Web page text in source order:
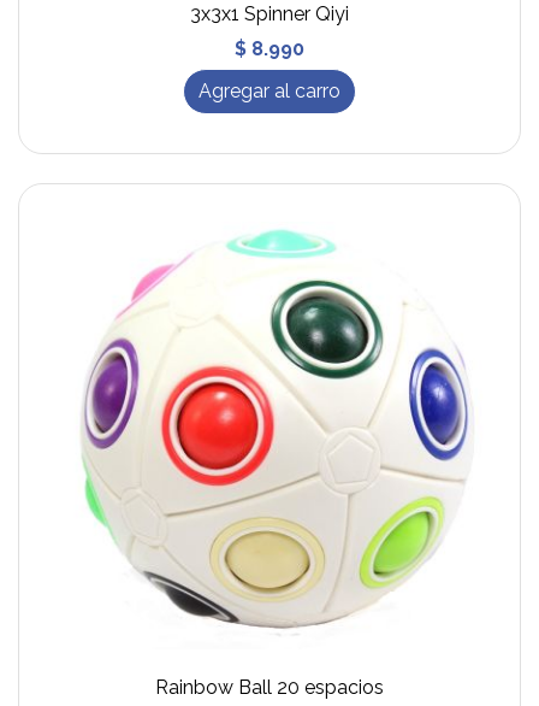
3x3x1 Spinner Qiyi
$ 8.990
Agregar al carro
Rainbow Ball 20 espacios